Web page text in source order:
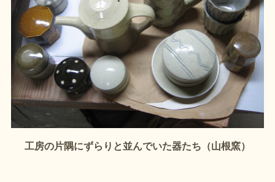
工房の片隅にずらりと並んでいた器たち（山根窯）